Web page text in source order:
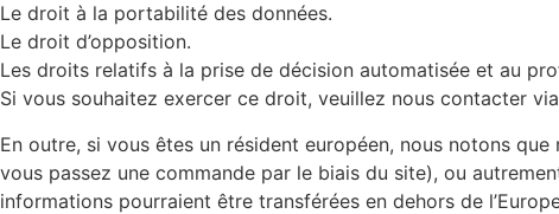
Le droit à la portabilité des données.
Le droit d’opposition.
Les droits relatifs à la prise de décision automatisée et au
Si vous souhaitez exercer ce droit, veuillez nous contacter
En outre, si vous êtes un résident européen, nous notons
vous passez une commande par le biais du site), ou
informations pourraient être transférées en dehors de